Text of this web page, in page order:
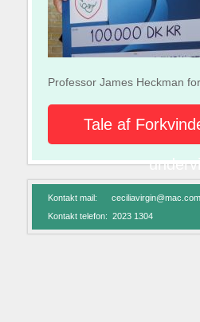
Professor James Heckman
Tale af
Kontakt mail: ceciliavirgin@mac.com
Kontakt telefon: 2023 1304